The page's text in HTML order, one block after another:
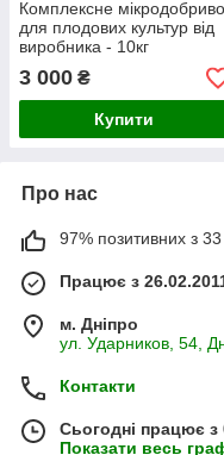
Комплексне мікродобриво
для плодових культур від
виробника - 10кг
3 000 ₴
Купити
Про нас
97% позитивних з 33
Працює з
м. Дніпро
ул. Ударников, 54,
Контакти
Сьогодні працює з
Показати весь